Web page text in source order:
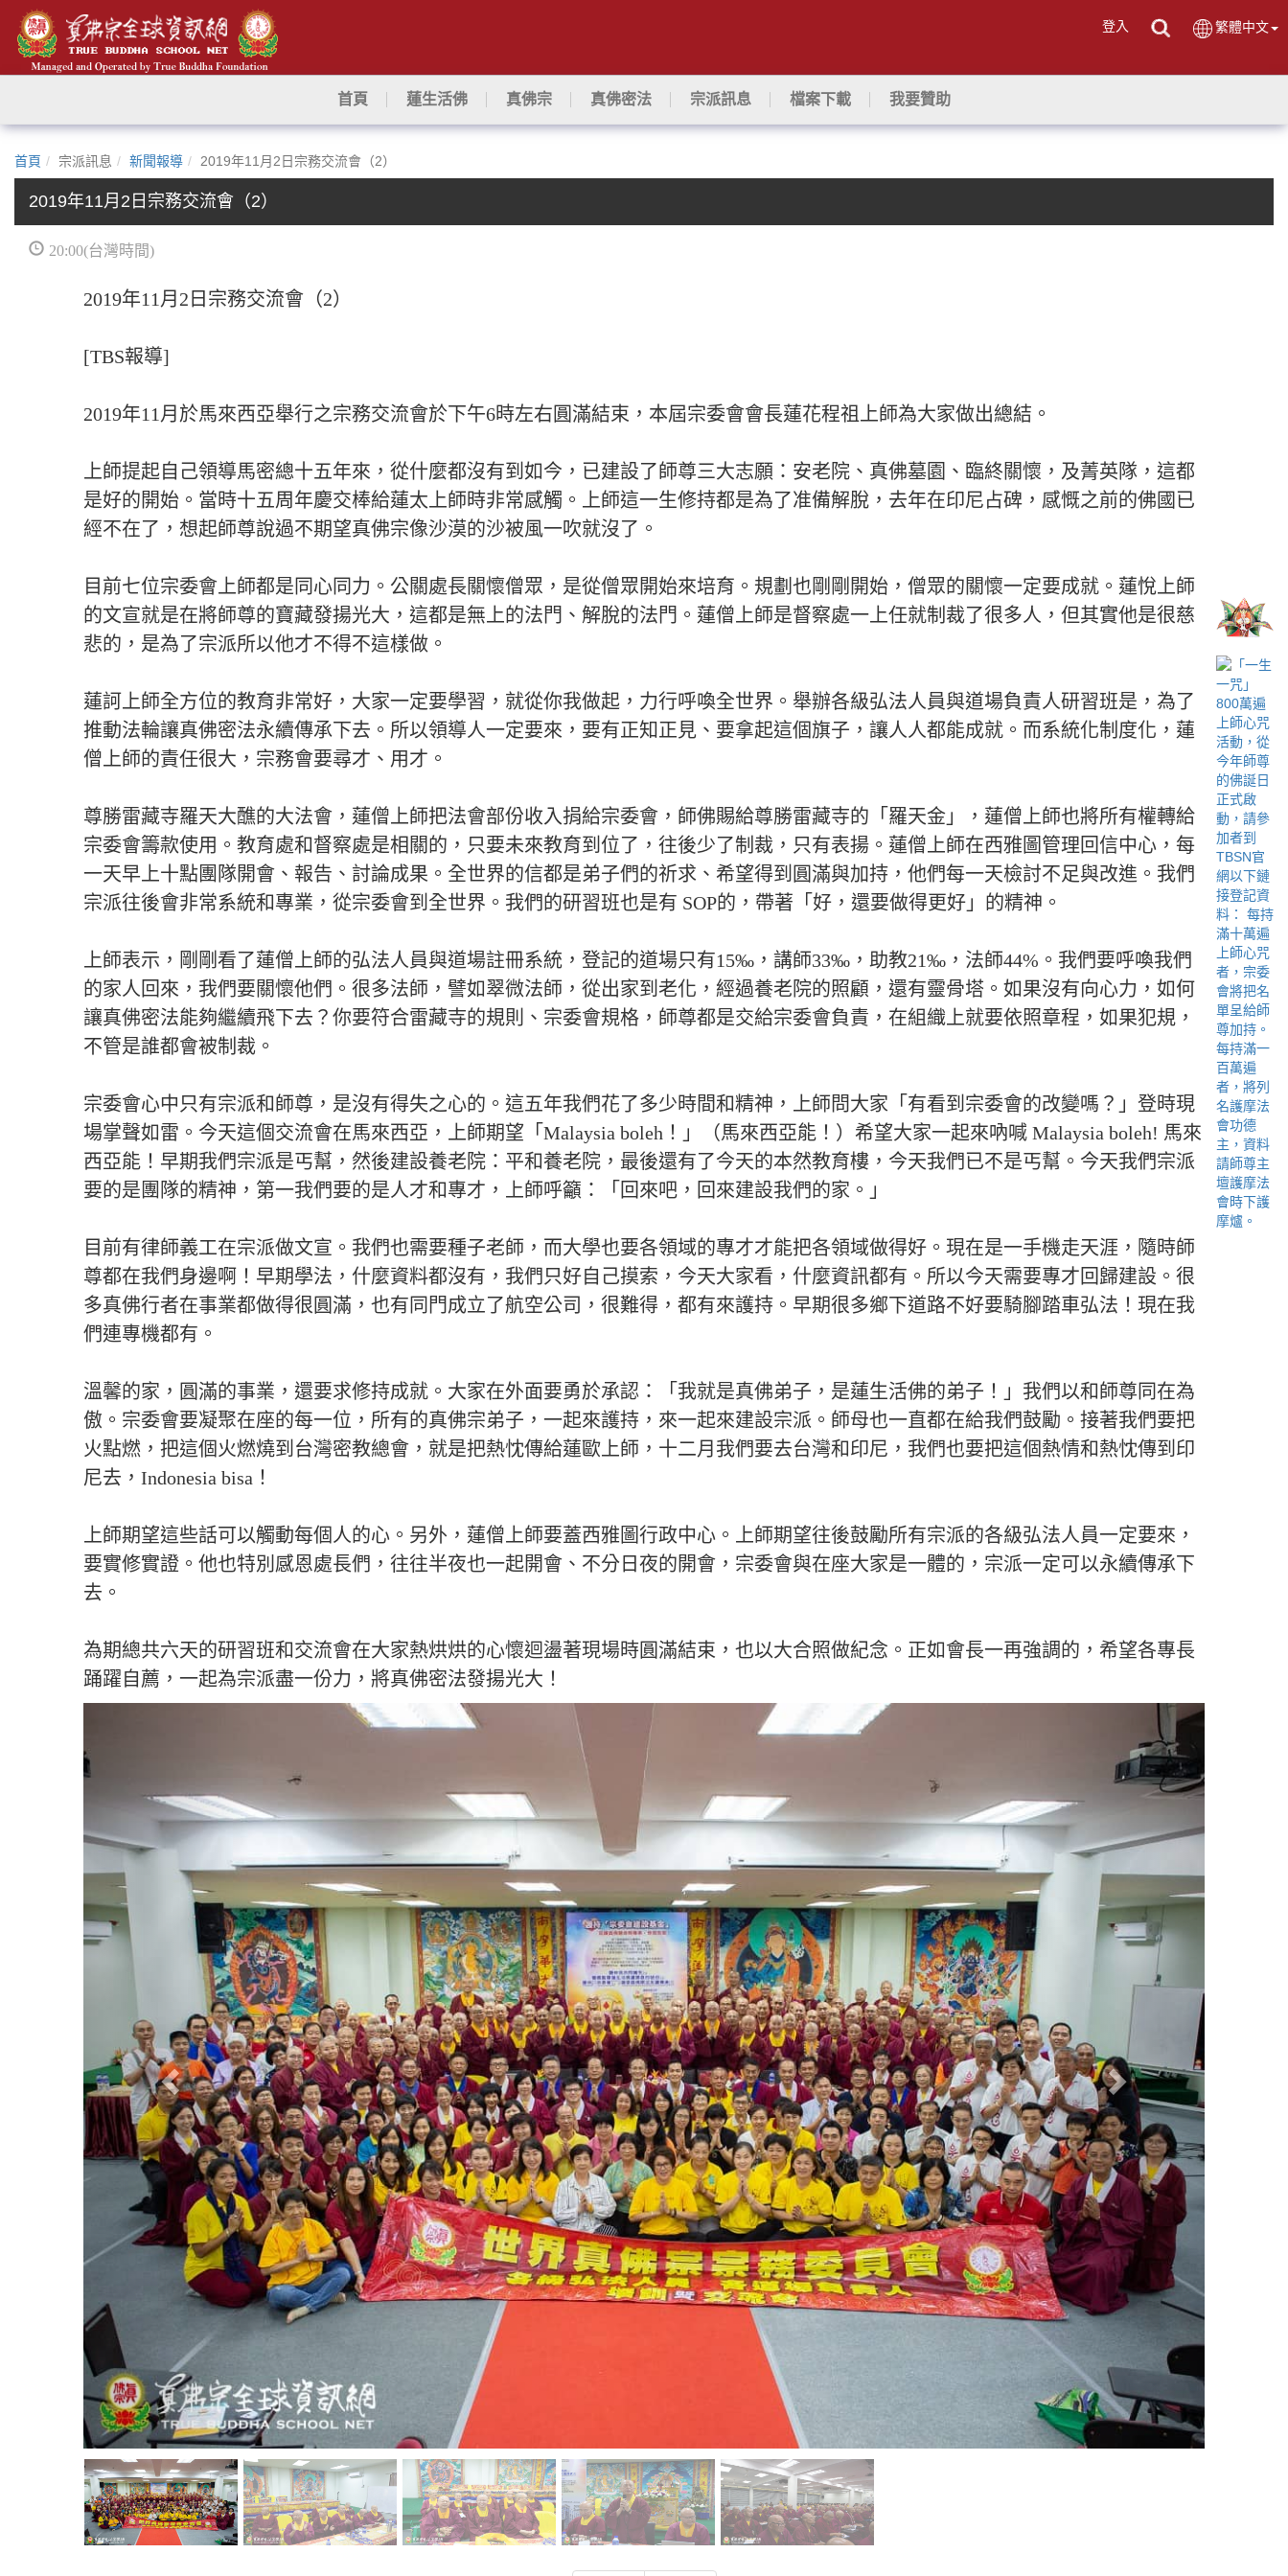
登入 繁體中文
首頁 蓮生活佛 真佛宗 真佛密法 宗派訊息 檔案下載 我要贊助
首頁 宗派訊息 新聞報導 2019年11月2日宗務交流會（2）
2019年11月2日宗務交流會（2）
20:00(台灣時間)
2019年11月2日宗務交流會（2）
[TBS報導]
2019年11月於馬來西亞舉行之宗務交流會於下午6時左右圓滿結束，本屆宗委會會長蓮花程祖上師為大家做出總結。
上師提起自己領導馬密總十五年來，從什麼都沒有到如今，已建設了師尊三大志願：安老院、真佛墓園、臨終關懷，及菁英隊，這都
是好的開始。當時十五周年慶交棒給蓮太上師時非常感觸。上師這一生修持都是為了准備解脫，去年在印尼占碑，感慨之前的佛國已
經不在了，想起師尊說過不期望真佛宗像沙漠的沙被風一吹就沒了。
目前七位宗委會上師都是同心同力。公關處長關懷僧眾，是從僧眾開始來培育。規劃也剛剛開始，僧眾的關懷一定要成就。蓮悅上師
的文宣就是在將師尊的寶藏發揚光大，這都是無上的法門、解脫的法門。蓮僧上師是督察處一上任就制裁了很多人，但其實他是很慈
悲的，是為了宗派所以他才不得不這樣做。
蓮訶上師全方位的教育非常好，大家一定要學習，就從你我做起，力行呼喚全世界。舉辦各級弘法人員與道場負責人研習班是，為了
推動法輪讓真佛密法永續傳承下去。所以領導人一定要來，要有正知正見、要拿起這個旗子，讓人人都能成就。而系統化制度化，蓮
僧上師的責任很大，宗務會要尋才、用才。
尊勝雷藏寺羅天大醮的大法會，蓮僧上師把法會部份收入捐給宗委會，師佛賜給尊勝雷藏寺的「羅天金」，蓮僧上師也將所有權轉給
宗委會籌款使用。教育處和督察處是相關的，只要未來教育到位了，往後少了制裁，只有表揚。蓮僧上師在西雅圖管理回信中心，每
一天早上十點團隊開會、報告、討論成果。全世界的信都是弟子們的祈求、希望得到圓滿與加持，他們每一天檢討不足與改進。我們
宗派往後會非常系統和專業，從宗委會到全世界。我們的研習班也是有 SOP的，帶著「好，還要做得更好」的精神。
上師表示，剛剛看了蓮僧上師的弘法人員與道場註冊系統，登記的道場只有15‰，講師33‰，助教21‰，法師44%。我們要呼喚我們
的家人回來，我們要關懷他們。很多法師，譬如翠微法師，從出家到老化，經過養老院的照顧，還有靈骨塔。如果沒有向心力，如何
讓真佛密法能夠繼續飛下去？你要符合雷藏寺的規則、宗委會規格，師尊都是交給宗委會負責，在組織上就要依照章程，如果犯規，
不管是誰都會被制裁。
宗委會心中只有宗派和師尊，是沒有得失之心的。這五年我們花了多少時間和精神，上師問大家「有看到宗委會的改變嗎？」登時現
場掌聲如雷。今天這個交流會在馬來西亞，上師期望「Malaysia boleh！」（馬來西亞能！）希望大家一起來吶喊 Malaysia boleh! 馬來
西亞能！早期我們宗派是丐幫，然後建設養老院：平和養老院，最後還有了今天的本然教育樓，今天我們已不是丐幫。今天我們宗派
要的是團隊的精神，第一我們要的是人才和專才，上師呼籲：「回來吧，回來建設我們的家。」
目前有律師義工在宗派做文宣。我們也需要種子老師，而大學也要各領域的專才才能把各領域做得好。現在是一手機走天涯，隨時師
尊都在我們身邊啊！早期學法，什麼資料都沒有，我們只好自己摸索，今天大家看，什麼資訊都有。所以今天需要專才回歸建設。很
多真佛行者在事業都做得很圓滿，也有同門成立了航空公司，很難得，都有來護持。早期很多鄉下道路不好要騎腳踏車弘法！現在我
們連專機都有。
溫馨的家，圓滿的事業，還要求修持成就。大家在外面要勇於承認：「我就是真佛弟子，是蓮生活佛的弟子！」我們以和師尊同在為
傲。宗委會要凝聚在座的每一位，所有的真佛宗弟子，一起來護持，來一起來建設宗派。師母也一直都在給我們鼓勵。接著我們要把
火點燃，把這個火燃燒到台灣密教總會，就是把熱忱傳給蓮歐上師，十二月我們要去台灣和印尼，我們也要把這個熱情和熱忱傳到印
尼去，Indonesia bisa！
上師期望這些話可以觸動每個人的心。另外，蓮僧上師要蓋西雅圖行政中心。上師期望往後鼓勵所有宗派的各級弘法人員一定要來，
要實修實證。他也特別感恩處長們，往往半夜也一起開會、不分日夜的開會，宗委會與在座大家是一體的，宗派一定可以永續傳承下
去。
為期總共六天的研習班和交流會在大家熱烘烘的心懷迴盪著現場時圓滿結束，也以大合照做紀念。正如會長一再強調的，希望各專長
踊躍自薦，一起為宗派盡一份力，將真佛密法發揚光大！